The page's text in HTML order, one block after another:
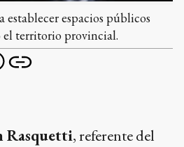
establecer espacios públicos
territorio provincial.
Rasquetti, referente del